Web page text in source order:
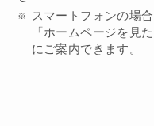
スマートフォンの場
「ホームページを見
にご案内できます。